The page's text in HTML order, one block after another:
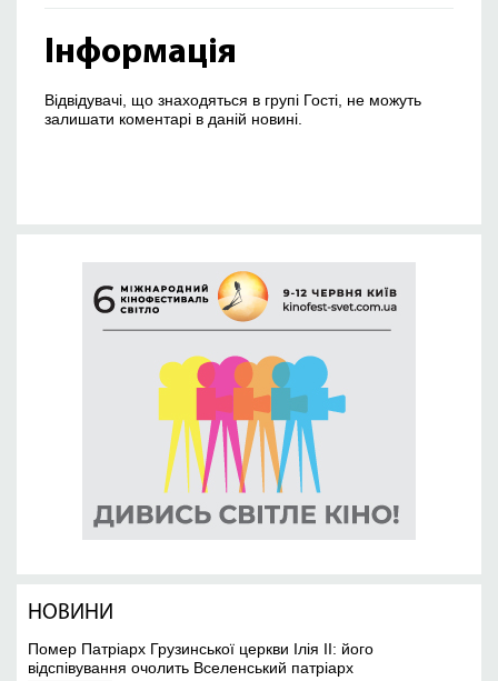
Інформація
Відвідувачі, що знаходяться в групі Гості, не можуть
залишати коментарі в даній новині.
НОВИНИ
Помер Патріарх Грузинської церкви Ілія II: його
відспівування очолить Вселенський патріарх